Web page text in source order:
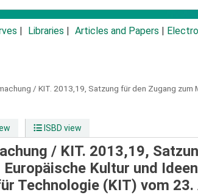
Libraries Articles and Papers
/ KIT. 2013,19, Satzung für den Zugang zum
ISBD view
/ KIT. 2013,19,
Kultur und
Technologie (KIT) vom 23.